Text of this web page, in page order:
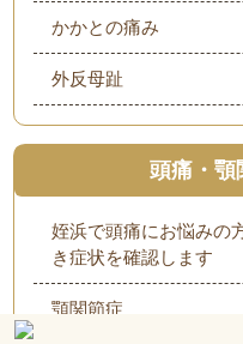
かかとの痛み
外反母趾
頭痛・顎
姪浜で頭痛にお悩みの
き症状を確認します
顎関節症